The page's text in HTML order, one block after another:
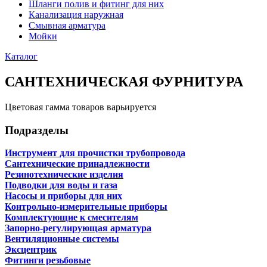
Шланги полив и фитинг для них
Канализация наружная
Смывная арматура
Мойки
Каталог
САНТЕХНИЧЕСКАЯ ФУРНИТУРА
Цветовая гамма товаров варьируется
Подразделы
Инструмент для прочистки трубопровода
Сантехнические принадлежности
Резинотехнические изделия
Подводки для воды и газа
Насосы и приборы для них
Контрольно-измерительные приборы
Комплектующие к смесителям
Запорно-регулирующая арматура
Вентиляционные системы
Эксцентрик
Фитинги резьбовые